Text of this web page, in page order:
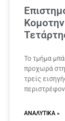
Το τμήμα
προχωρά
τρείς
ΑΝΑΛΥΤΙΚΆ »